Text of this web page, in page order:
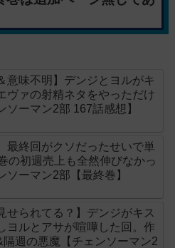
意味不明】デンジとヨルがキ
ヴァの射精ネタをやっただけ
ソーマン2部 167話感想】
最終回がクソだったせいで単
の初週売上も全然伸びなかっ
ソーマン2部【最終巻】
せられてる？】デンジがキス
ヨルとアサが喧嘩した回。作
隔週の悪魔【チェンソーマン2